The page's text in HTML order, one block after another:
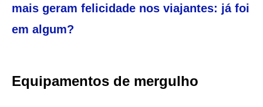
mais geram felicidade nos viajantes: já foi
em algum?
Equipamentos de mergulho